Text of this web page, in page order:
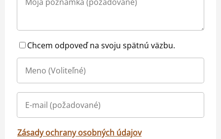
Chcem odpoveď na svoju spätnú väzbu.
Zásady ochrany osobných údajov